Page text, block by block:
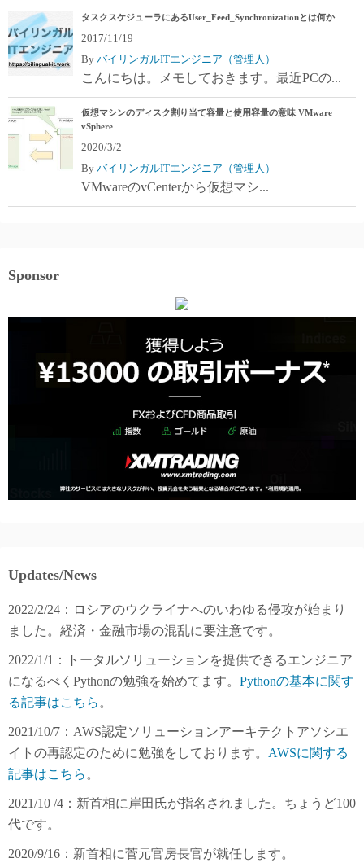
タスクスケジューラにあるUser_Feed_Synchronizationとは何か
2017/11/19
By バイリンガルITエンジニア（管理人）
こんにちは。メモしておきます。最近PCの...
仮想マシンのディスク割り当て容量と使用容量の意味 VMware
vSphere
2020/3/2
By バイリンガルITエンジニア（管理人）
VMwareのvCenterから仮想マシ...
Sponsor
Updates/News
2022/2/24：ロシアのウクライナへのいわゆる侵攻が始まり
ました。経済・金融市場の混乱に要注意です。
2022/1/1：トータルソリューションを提供できるエンジニア
になるべくPythonの勉強を始めてます。 Pythonの基本に関す
る記事はこちら 。
2021/10/7：AWS認定ソリューションアーキテクトアソシエ
イトの再認定のために勉強をしております。 AWSに関する
記事はこちら 。
2021/10 /4：新首相に岸田氏が指名されました。ちょうど100
代です。
2020/9/16：新首相に菅元官房長官が就任します。